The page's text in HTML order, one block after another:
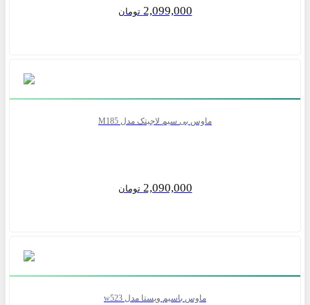
2,099,000 تومان
ماوس بی سیم لاجیتک مدل M185
2,090,000 تومان
ماوس باسیم ویستا مدل w523